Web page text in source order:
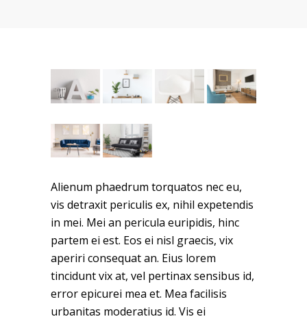
Alienum phaedrum torquatos nec eu,
vis detraxit periculis ex, nihil expetendis
in mei. Mei an pericula euripidis, hinc
partem ei est. Eos ei nisl graecis, vix
aperiri consequat an. Eius lorem
tincidunt vix at, vel pertinax sensibus id,
error epicurei mea et. Mea facilisis
urbanitas moderatius id. Vis ei